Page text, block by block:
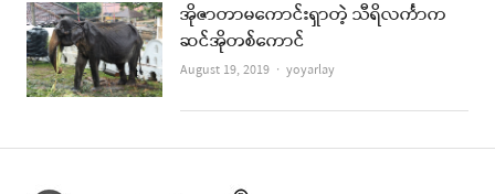
အိုဇာတာမကောင်းရှာတဲ့ သီရိလင်္ကာက
ဆင်အိုတစ်ကောင်
August 19, 2019 Author
yoyarlay